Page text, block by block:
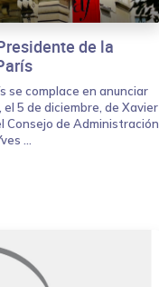
de la
se complace en anunciar
5 de diciembre, de Xavier
de Administración
...